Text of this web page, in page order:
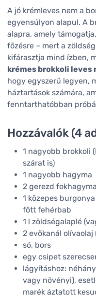
A jó krémleves nem a
egyensúlyon alapul. A
alapra, amely
főzésre – mert a
kifárasztja mind ízben,
krémes brokkoli leves
hogy egyszerű legyen,
háztartások számára,
fenntarthatóbban
Hozzávalók (4
1 nagyobb brokkoli
szárat is)
1 nagyobb hagyma
2 gerezd fokhagyma
1 közepes
főtt fehérbab
1 l zöldségalaplé
2 evőkanál
só, bors
egy csipet
lágyításhoz:
vagy növényi),
marék áztatott